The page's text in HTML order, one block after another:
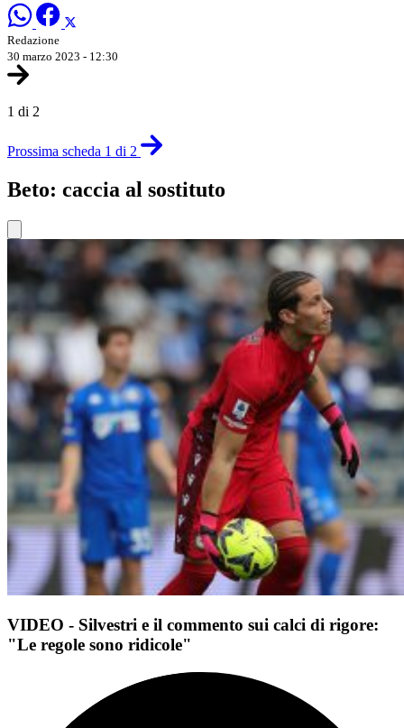
Redazione
30 marzo 2023 - 12:30
1 di 2
Prossima scheda 1 di 2
Beto: caccia al sostituto
VIDEO - Silvestri e il commento sui calci di rigore:
"Le regole sono ridicole"